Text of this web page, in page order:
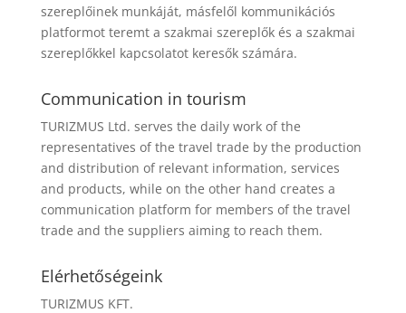
szereplőinek munkáját, másfelől kommunikációs
platformot teremt a szakmai szereplők és a szakmai
szereplőkkel kapcsolatot keresők számára.
Communication in tourism
TURIZMUS Ltd. serves the daily work of the
representatives of the travel trade by the production
and distribution of relevant information, services
and products, while on the other hand creates a
communication platform for members of the travel
trade and the suppliers aiming to reach them.
Elérhetőségeink
TURIZMUS KFT.